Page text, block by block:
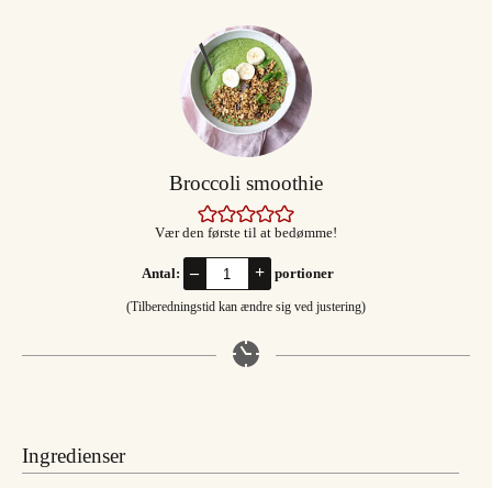
Broccoli smoothie
Vær den første til at bedømme!
Antal: – + portioner
(Tilberedningstid kan ændre sig ved justering)
Ingredienser